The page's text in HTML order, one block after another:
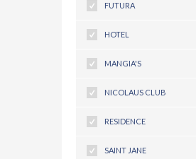
FUTURA
HOTEL
MANGIA'S
NICOLAUS CLUB
RESIDENCE
SAINT JANE